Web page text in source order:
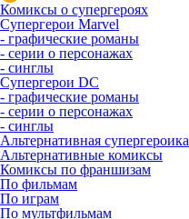
Комиксы о супергероях
Супергерои Marvel
- графические романы
- серии о персонажах
- синглы
Супергерои DC
- графические романы
- серии о персонажах
- синглы
Альтернативная супергероика
Альтернативные комиксы
Комиксы по франшизам
По фильмам
По играм
По мультфильмам